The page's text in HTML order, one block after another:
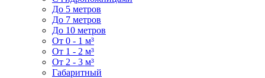
До 5 метров
До 7 метров
До 10 метров
От 0 - 1 м³
От 1 - 2 м³
От 2 - 3 м³
Габаритный